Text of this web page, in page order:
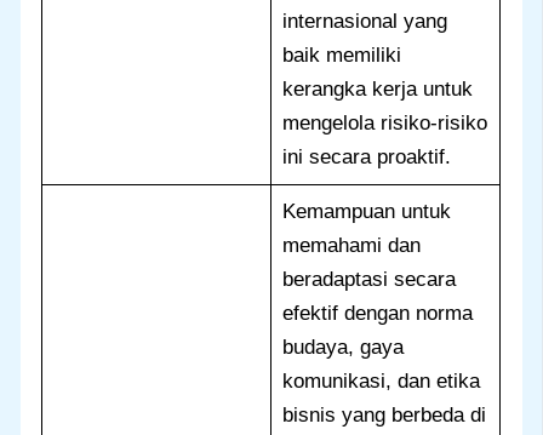
internasional yang
baik memiliki
kerangka kerja untuk
mengelola risiko-risiko
ini secara proaktif.
Kemampuan untuk
memahami dan
beradaptasi secara
efektif dengan norma
budaya, gaya
komunikasi, dan etika
bisnis yang berbeda di